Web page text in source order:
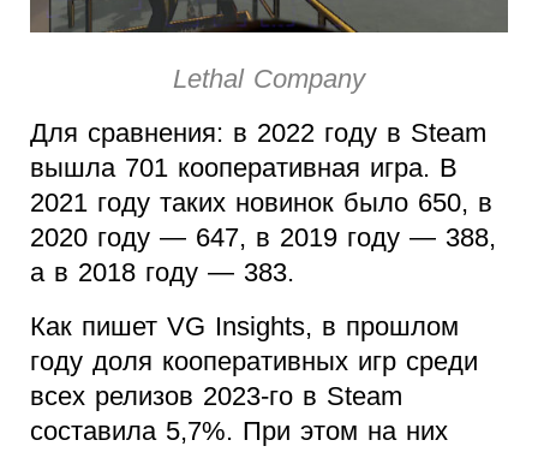
Lethal Company
Для сравнения: в 2022 году в Steam
вышла 701 кооперативная игра. В
2021 году таких новинок было 650, в
2020 году — 647, в 2019 году — 388,
а в 2018 году — 383.
Как пишет VG Insights, в прошлом
году доля кооперативных игр среди
всех релизов 2023-го в Steam
составила 5,7%. При этом на них